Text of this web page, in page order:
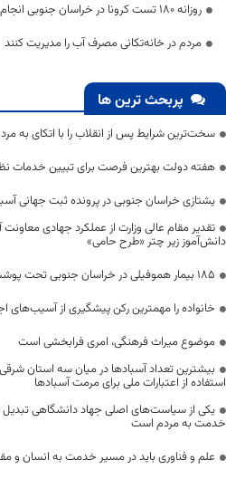
روزانه ۱۸۰ تست کرونا در خراسان جنوبی انجام می‌شود
مردم در خانه‌تکانی مصرف آب را مدیریت کنند
پربحث ترین ها
سخت‌ترین شرایط پس از انقلاب را با اتکای به
هفته دولت بهترین فرصت برای تبیین خدمات
یشتازی خراسان جنوبی در پرونده ثبت جهانی
دانش‌آموز زیر چتر «طرح حامی»
۱۸۵ بیمار هموفیلی در خراسان جنوبی تحت پوشش خدمات بیمه سلامت قرار دارند
خانواده را مهمترین رکن پیشگیری از آسیب‌های
موضوع میراث فرهنگی، امری فرابخشی است
بیشترین تعداد آسبادها در میان سه استان
استفاده از اعتبارات ملی برای مرمت آسبادها
یکی از سیاست‌های اصلی جهاد دانشگاهی
خدمت به مردم است
علم و فناوری باید در مسیر خدمت به انسان و